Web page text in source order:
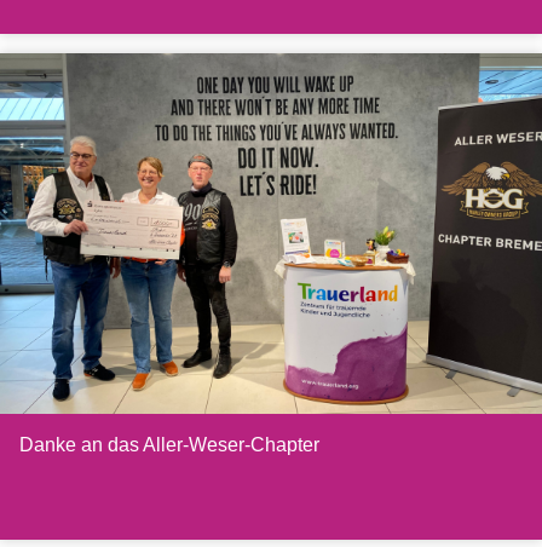
Danke an das Aller-Weser-Chapter